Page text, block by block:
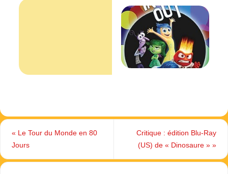
« Le Tour du Monde en 80
Jours
Critique : édition Blu-Ray
(US) de « Dinosaure »»